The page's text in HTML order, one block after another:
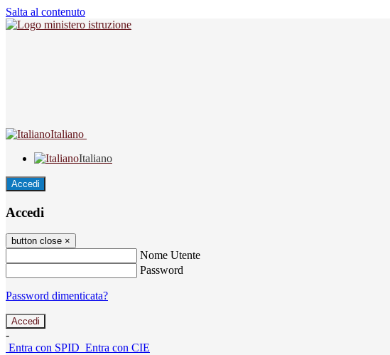
Salta al contenuto
Italiano
Italiano
Accedi
Accedi
button close ×
Nome Utente
Password
Password dimenticata?
-
Entra con SPID Entra con CIE